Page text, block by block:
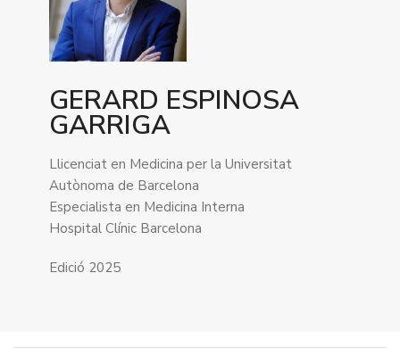
GERARD ESPINOSA
GARRIGA
Llicenciat en Medicina per la Universitat
Autònoma de Barcelona
Especialista en Medicina Interna
Hospital Clínic Barcelona
Edició 2025